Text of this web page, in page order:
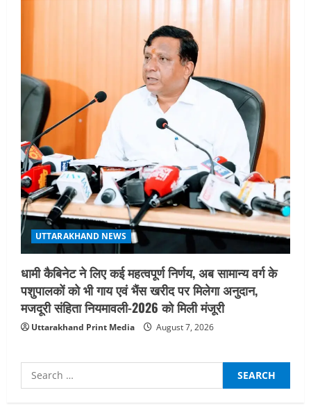
UTTARAKHAND NEWS
धामी कैबिनेट ने लिए कई महत्वपूर्ण निर्णय, अब सामान्य वर्ग के
पशुपालकों को भी गाय एवं भैंस खरीद पर मिलेगा अनुदान,
मजदूरी संहिता नियमावली-2026 को मिली मंजूरी
Uttarakhand Print Media August 7, 2026
Search
for: